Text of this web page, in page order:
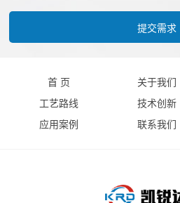
首 页 关于我们
工艺路线
技术创新
应用案例
联系我们